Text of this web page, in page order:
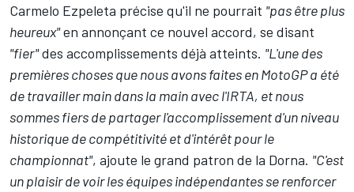
Carmelo Ezpeleta précise qu'il ne pourrait "pas être plus
heureux"en annonçant ce nouvel accord, se disant
"fier"des accomplissements déjà atteints. "L'une des
premières choses que nous avons faites en MotoGP a été
de travailler main dans la main avec l'IRTA, et nous
sommes fiers de partager l'accomplissement d'un niveau
historique de compétitivité et d'intérêt pour le
championnat", ajoute le grand patron de la Dorna. "C'est
un plaisir de voir les équipes indépendantes se renforcer